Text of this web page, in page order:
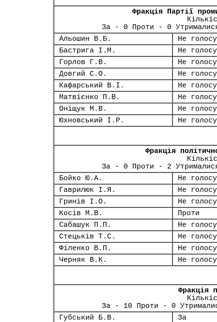
Фракція Партії
За - 0 Проти - 0
Альошин В.Б.
Не
Бастрига І.М.
Не
Горлов Г.В.
Не
Довгий С.О.
Не
Кафарський В.І.
Не
Матвієнко П.В.
Не
Оніщук М.В.
Не
Юхновський І.Р.
Не
Фракція
За - 0 Проти - 2
Бойко Ю.А.
Не
Гаврилюк І.Я.
Не
Гринів І.О.
Не
Косів М.В.
Проти
Сабашук П.П.
Не
Стецьків Т.С.
Не
Філенко В.П.
Не
Черняк В.К.
Не
Фракція
За - 10 Проти - 0
Губський Б.В.
За